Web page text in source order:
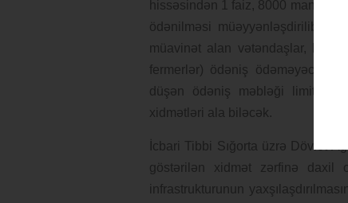
hissəsindən 1 faiz, 8000 manatdan
ödənilməsi müəyyənləşdirilib.
müavinət alan vətəndaşlar, kənd
fermerlər) ödəniş
düşən ödəniş məbləği limit
xidmətləri ala biləcək.
İcbari Tibbi Sığorta üzrə Dövlət
göstərilən xidmət zərfinə daxil
infrastrukturunun